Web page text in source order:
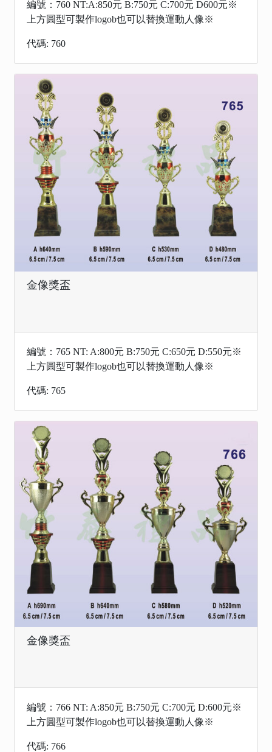
編號：760 NT:A:850元 B:750元 C:700元 D600元※
上方圓型可製作logob也可以替換運動人像※
代碼: 760
金像獎盃
編號：765 NT: A:800元 B:750元 C:650元 D:550元※
上方圓型可製作logob也可以替換運動人像※
代碼: 765
金像獎盃
編號：766 NT: A:850元 B:750元 C:700元 D:600元※
上方圓型可製作logob也可以替換運動人像※
代碼: 766